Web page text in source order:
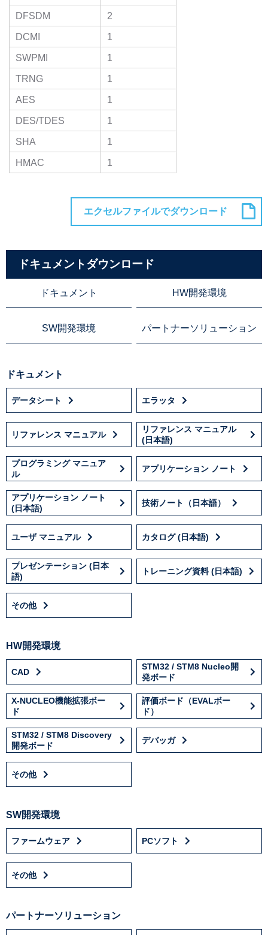
DFSDM
2
DCMI
1
SWPMI
1
TRNG
1
AES
1
DES/TDES
1
SHA
1
HMAC
1
ドキュメントダウンロード
ドキュメント HW開発環境
SW開発環境 パートナーソリューション
ドキュメント
データシート エラッタ
リファレンス マニュアル
リファレンス マニュアル
(日本語)
プログラミング マニュア
ル
アプリケーション ノート
アプリケーション ノート
(日本語)
技術ノート（日本語）
ユーザ マニュアル カタログ (日本語)
プレゼンテーション (日本
語)
トレーニング資料 (日本語)
その他
HW開発環境
CAD
STM32 / STM8 Nucleo開
発ボード
X-NUCLEO機能拡張ボー
ド
評価ボード（EVALボー
ド）
STM32 / STM8 Discovery
開発ボード
デバッガ
その他
SW開発環境
ファームウェア PCソフト
その他
パートナーソリューション